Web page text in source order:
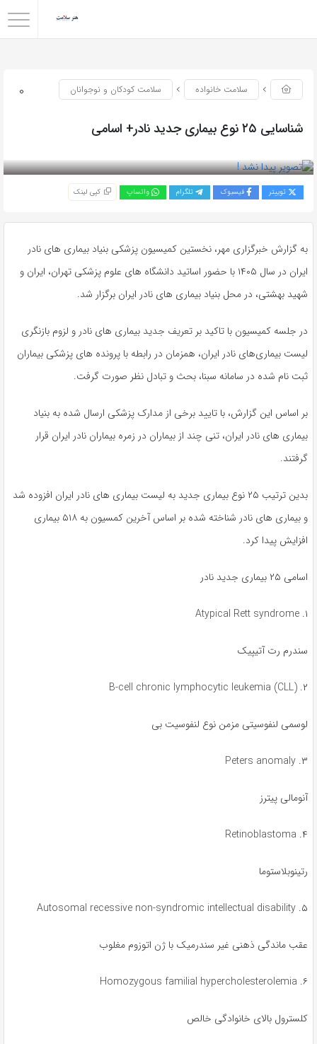
0 سلامت خانواده سلامت کودکان و نوجوانان
شناسایی ۲۵ نوع بیماری جدید نادر+ اسامی
توییتر فیسبوک تلگرام واتساپ کپی لینک
به گزارش خبرگزاری مهر، نخستین کمیسیون پزشکی بنیاد بیماری های نادر
ایران در سال ۱۴۰۵ با حضور اساتید دانشگاه های علوم پزشکی تهران، ایران و
شهید بهشتی، در محل بنیاد بیماری های نادر ایران برگزار شد.
در جلسه کمیسیون با تاکید بر تعریف جدید بیماری های نادر و لزوم بازنگری
لیست بیماری‌های نادر ایران، همزمان در رابطه با پرونده های پزشکی بیماران
ثبت نام شده در سامانه سبنا، بحث و تبادل نظر صورت گرفت.
بر اساس این گزارش، با تایید برخی از مدارک پزشکی ارسال شده به بنیاد
بیماری های نادر ایران، تنی چند از بیماران در زمره بیماران نادر ایران قرار
گرفتند.
بدین ترتیب ۲۵ نوع بیماری جدید به لیست بیماری های نادر ایران افزوده شد
و بیماری های نادر شناخته شده بر اساس آخرین کمسیون به ۵۱۸ بیماری
افزایش پیدا کرد.
اسامی ۲۵ بیماری جدید نادر
۱. Atypical Rett syndrome
سندرم رت آتیپیک
۲. B-cell chronic lymphocytic leukemia (CLL)
لوسمی لنفوسیتی مزمن نوع لنفوسیت بی
۳. Peters anomaly
آنومالی پیترز
۴. Retinoblastoma
رتینوبلاستوما
۵. Autosomal recessive non-syndromic intellectual disability
عقب ماندگی ذهنی غیر سندرمیک با ژن اتوزوم مغلوب
۶. Homozygous familial hypercholesterolemia
کلسترول بالای خانوادگی خالص